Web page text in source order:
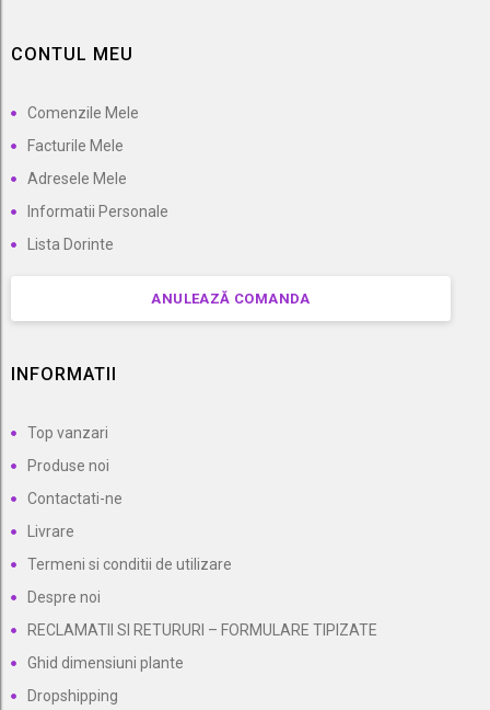
CONTUL MEU
Comenzile Mele
Facturile Mele
Adresele Mele
Informatii Personale
Lista Dorinte
ANULEAZĂ COMANDA
INFORMATII
Top vanzari
Produse noi
Contactati-ne
Livrare
Termeni si conditii de utilizare
Despre noi
RECLAMATII SI RETURURI – FORMULARE TIPIZATE
Ghid dimensiuni plante
Dropshipping